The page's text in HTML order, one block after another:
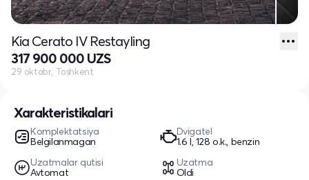
Xarakteristikalari
Komplektatsiya
Belgilanmagan
Dvigatel
1.6 l, 128 o.k., benzin
Uzatmalar qutisi
Avtomat
Uzatma
Oldi
Kia Cerato IV Restayling
317 900 000 UZS
29 oktabr, Toshkent